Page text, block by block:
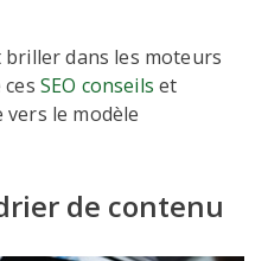
dans les moteurs
SEO conseils et
le modèle
de contenu